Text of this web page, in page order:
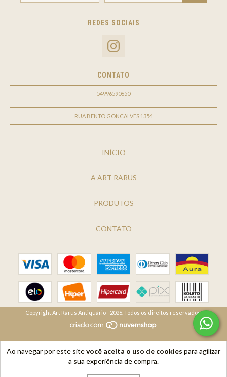
Ao navegar por este sitevocê aceita o uso de cookies para agilizar
a sua experiência de compra.
REDES SOCIAIS
CONTATO
54996590650
RUA BENTO GONCALVES 1354
INÍCIO
A ART RARUS
PRODUTOS
CONTATO
Copyright Art Rarus Antiquário - 2026. Todos os direitos reservados.